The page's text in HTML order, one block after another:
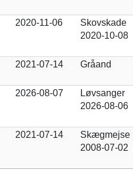
2020-11-06
Skovskade
2020-10-08
2021-07-14 Gråand
2026-08-07
Løvsanger
2026-08-06
2021-07-14
Skægmejse
2008-07-02